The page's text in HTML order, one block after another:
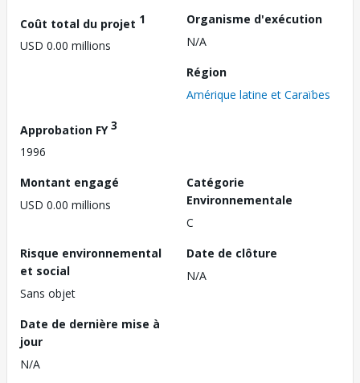
Coût total du projet 1
USD 0.00 millions
Organisme d'exécution
N/A
Région
Amérique latine et Caraïbes
Approbation FY3
1996
Montant engagé
USD 0.00 millions
Catégorie
Environnementale
C
Risque environnemental
et social
Sans objet
Date de clôture
N/A
Date de dernière mise à
jour
N/A